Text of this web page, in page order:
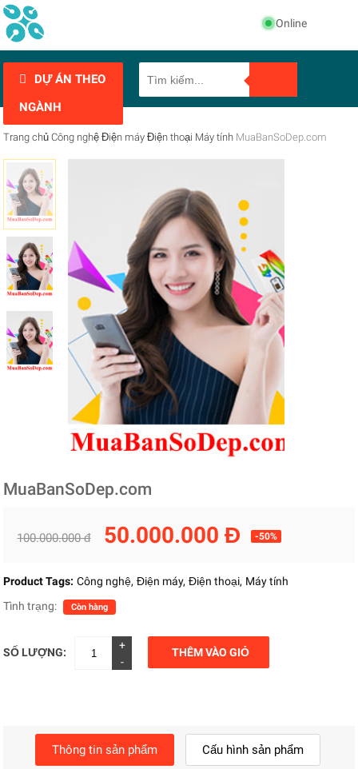
Online
DỰ ÁN THEO
NGÀNH
Trang chủ Công nghệ Điện máy Điện thoại Máy tính MuaBanSoDep.com
MuaBanSoDep.com
100.000.000 đ 50.000.000 Đ -50%
Product Tags: Công nghệ Điện máy Điện thoại Máy tính
Tình trạng:
Còn hàng
SỐ LƯỢNG:
+
-
THÊM VÀO GIỎ
Thông tin sản phẩm Cấu hình sản phẩm